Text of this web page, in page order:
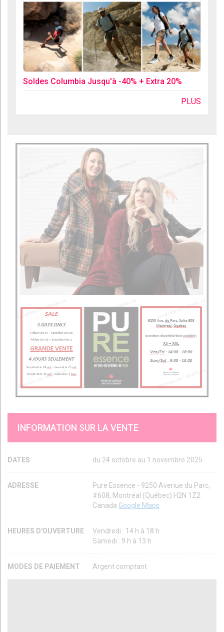
Soldes Columbia Jusqu'à -40% + Extra 20%
PLUS
INFORMATION SUR LA VENTE
DATES du 24 octobre au 1 novembre 2025
ADRESSE
Pure Essence - 9250 Avenue du Parc,
#608, Montréal (Québec) H2N 1Z2
Canada Google Maps
HEURES D'OUVERTURE
Vendredi : 14 h à 18 h
Samedi : 9 h à 13 h
MODES DE PAIEMENT Argent comptant